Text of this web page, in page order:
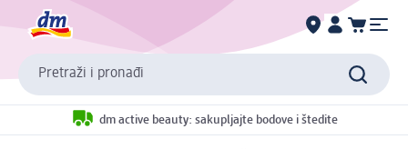
Pretraži i pronađi
dm active beauty: sakupljajte bodove i štedite